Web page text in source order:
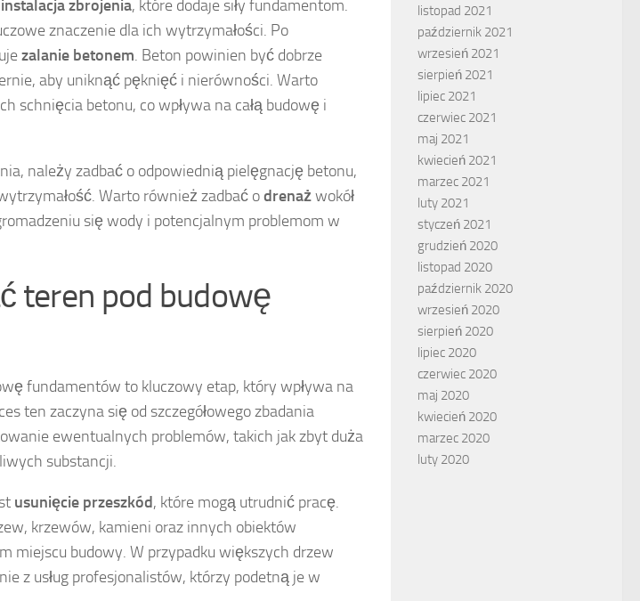
instalacja zbrojenia, które dodaje siły fundamentom.
znaczenie dla ich wytrzymałości. Po
zalanie betonem. Beton powinien być dobrze
aby uniknąć pęknięć i nierówności. Warto
schnięcia betonu, co wpływa na całą budowę i
należy zadbać o odpowiednią pielęgnację betonu,
Warto również zadbać odrenażwokół
się wody i potencjalnym problemom w
teren pod budowę
fundamentów to kluczowy etap, który wpływa na
ten zaczyna się od szczegółowego zbadania
ewentualnych problemów, takich jak zbyt duża
substancji.
usunięcie przeszkód, które mogą utrudnić pracę.
krzewów, kamieni oraz innych obiektów
miejscu budowy. W przypadku większych drzew
z usług profesjonalistów, którzy podetną je w
listopad 2021
październik 2021
wrzesień 2021
sierpień 2021
lipiec 2021
czerwiec 2021
maj 2021
kwiecień 2021
marzec 2021
luty 2021
styczeń 2021
grudzień 2020
listopad 2020
październik 2020
wrzesień 2020
sierpień 2020
lipiec 2020
czerwiec 2020
maj 2020
kwiecień 2020
marzec 2020
luty 2020